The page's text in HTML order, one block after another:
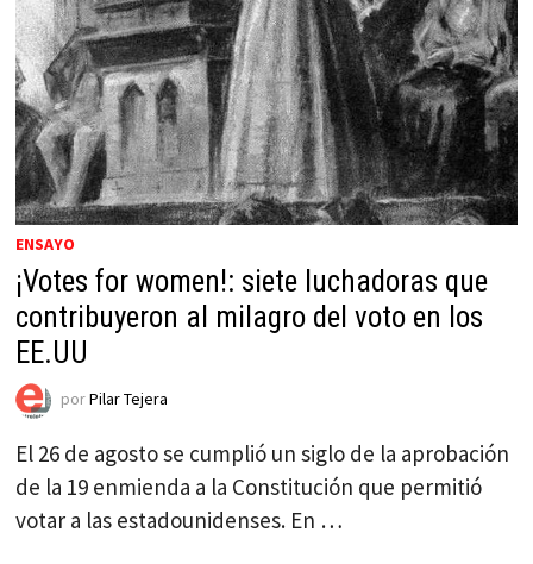
ENSAYO
¡Votes for women!: siete luchadoras que
contribuyeron al milagro del voto en los
EE.UU
porPilar Tejera
El 26 de agosto se cumplió un siglo de la aprobación
de la 19 enmienda a la Constitución que permitió
votar a las estadounidenses. En …